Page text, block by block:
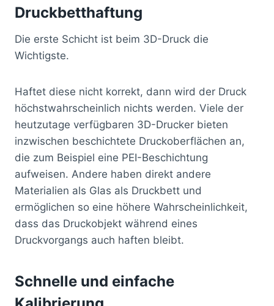
Druckbetthaftung
Die erste Schicht ist beim 3D-Druck die
Wichtigste.
Haftet diese nicht korrekt, dann wird der Druck
höchstwahrscheinlich nichts werden. Viele der
heutzutage verfügbaren 3D-Drucker bieten
inzwischen beschichtete Druckoberflächen an,
die zum Beispiel eine PEI-Beschichtung
aufweisen. Andere haben direkt andere
Materialien als Glas als Druckbett und
ermöglichen so eine höhere Wahrscheinlichkeit,
dass das Druckobjekt während eines
Druckvorgangs auch haften bleibt.
Schnelle und einfache